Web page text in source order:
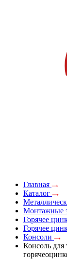
Главная
Каталог
Монтажные
Горячее
Горячее
Консоли
Консоль для